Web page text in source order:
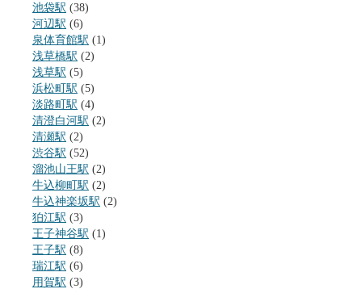
池袋駅 (38)
河辺駅 (6)
泉体育館駅 (1)
浅草橋駅 (2)
浅草駅 (5)
浜松町駅 (5)
淡路町駅 (4)
清澄白河駅 (2)
清瀬駅 (2)
渋谷駅 (52)
溜池山王駅 (2)
牛込柳町駅 (2)
牛込神楽坂駅 (2)
狛江駅 (3)
王子神谷駅 (1)
王子駅 (8)
瑞江駅 (6)
用賀駅 (3)